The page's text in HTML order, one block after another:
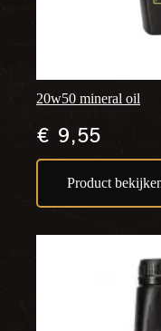
20w50 mineral oil
€9,55
Product